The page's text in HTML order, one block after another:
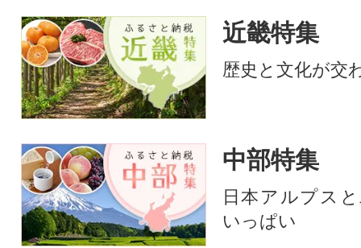
で、生食に近い食
の馬肉のお礼品で
近畿特集
歴史と文化が交
中部特集
日本アルプス
いっぱい